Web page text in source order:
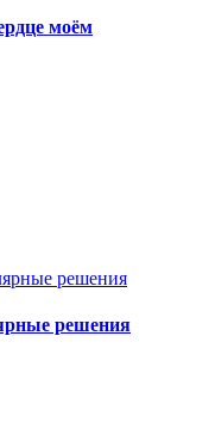
моём
решения